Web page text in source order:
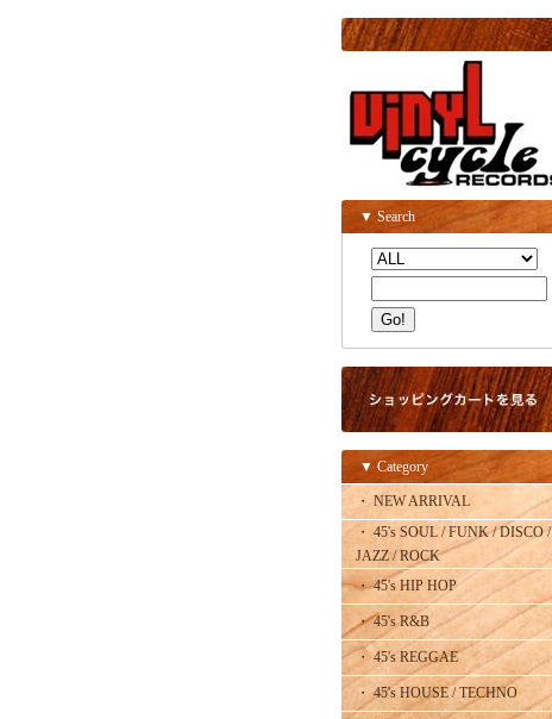
▼ Search
▼ Category
・ NEW ARRIVAL
・ 45's SOUL / FUNK / DISCO /
JAZZ / ROCK
・ 45's HIP HOP
・ 45's R&B
・ 45's REGGAE
・ 45's HOUSE / TECHNO